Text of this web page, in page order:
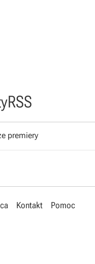
RSS
premiery
Kontakt Pomoc